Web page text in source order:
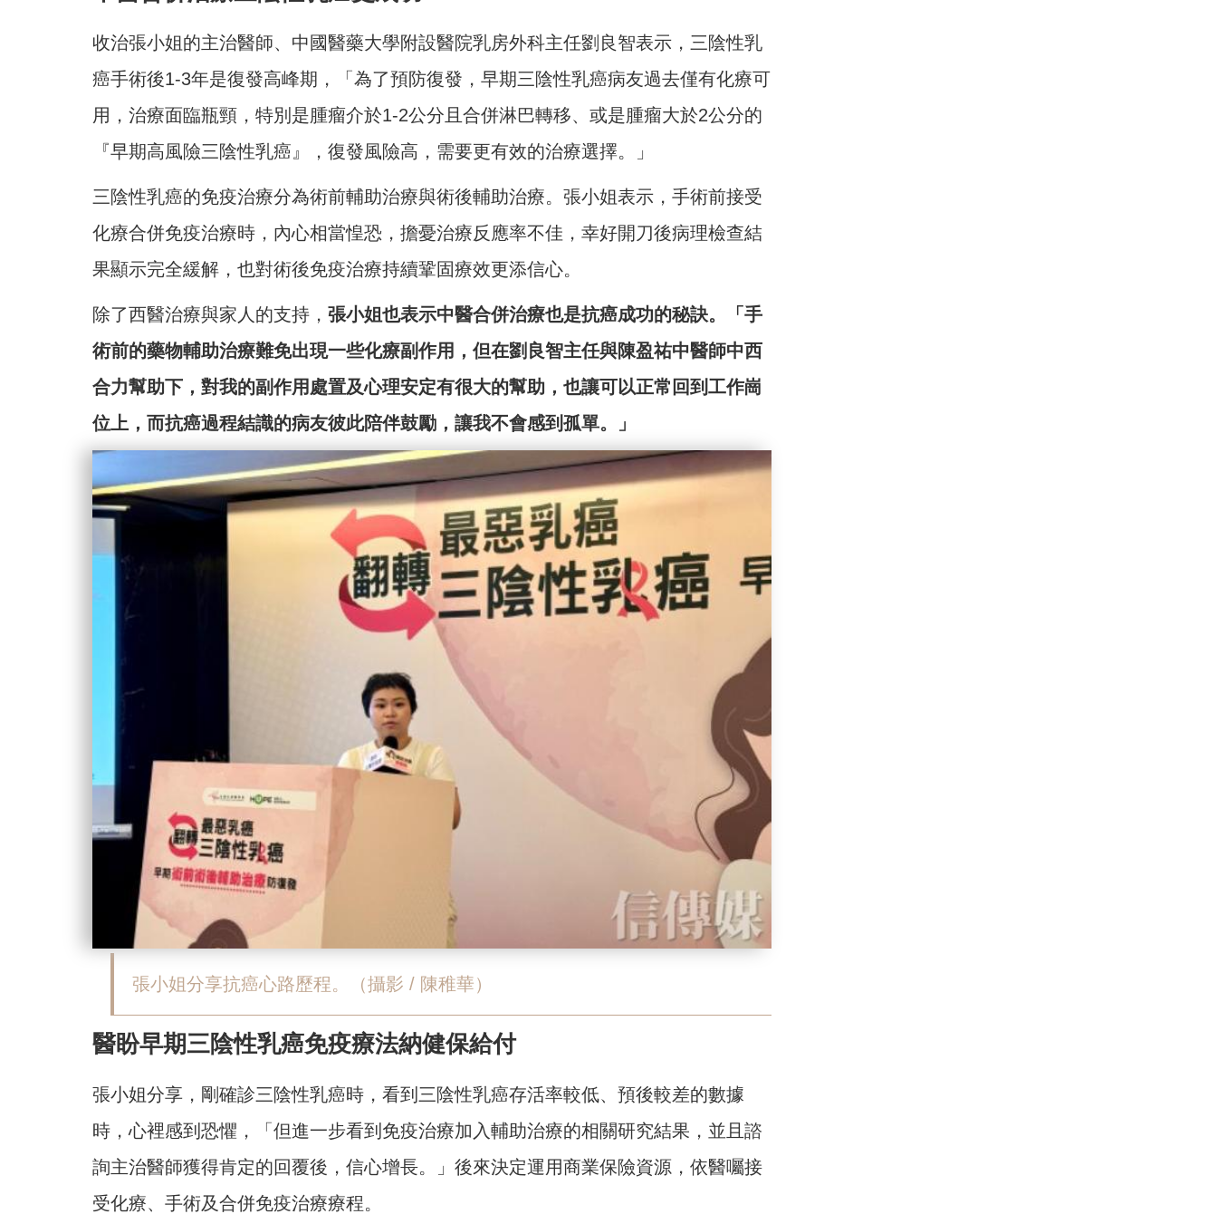
收治張小姐的主治醫師、中國醫藥大學附設醫院乳房外科主任劉良智表示，三陰性乳
癌手術後1-3年是復發高峰期，「為了預防復發，早期三陰性乳癌病友過去僅有化療可
用，治療面臨瓶頸，特別是腫瘤介於1-2公分且合併淋巴轉移、或是腫瘤大於2公分的
『早期高風險三陰性乳癌』，復發風險高，需要更有效的治療選擇。」
三陰性乳癌的免疫治療分為術前輔助治療與術後輔助治療。張小姐表示，手術前接受
化療合併免疫治療時，內心相當惶恐，擔憂治療反應率不佳，幸好開刀後病理檢查結
果顯示完全緩解，也對術後免疫治療持續鞏固療效更添信心。
除了西醫治療與家人的支持， 張小姐也表示中醫合併治療也是抗癌成功的秘訣。「手
術前的藥物輔助治療難免出現一些化療副作用，但在劉良智主任與陳盈祐中醫師中西
合力幫助下，對我的副作用處置及心理安定有很大的幫助，也讓可以正常回到工作崗
位上，而抗癌過程結識的病友彼此陪伴鼓勵，讓我不會感到孤單。」
張小姐分享抗癌心路歷程。（攝影 / 陳稚華）
醫盼早期三陰性乳癌免疫療法納健保給付
張小姐分享，剛確診三陰性乳癌時，看到三陰性乳癌存活率較低、預後較差的數據
時，心裡感到恐懼，「但進一步看到免疫治療加入輔助治療的相關研究結果，並且諮
詢主治醫師獲得肯定的回覆後，信心增長。」後來決定運用商業保險資源，依醫囑接
受化療、手術及合併免疫治療療程。